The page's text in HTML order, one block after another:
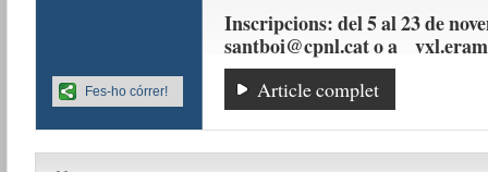
Inscripcions: del 5 al 23 de
santboi@cpnl.cat o a
Article complet
Fes-ho córrer!